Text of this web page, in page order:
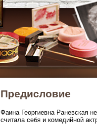
Предисловие
Фаина Георгиевна Раневская
считала себя и комедийной